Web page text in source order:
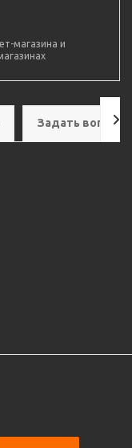
магазина и
Задать вопрос